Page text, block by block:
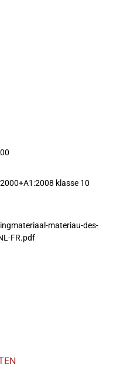
klasse 10
materiau-des-
FR.pdf